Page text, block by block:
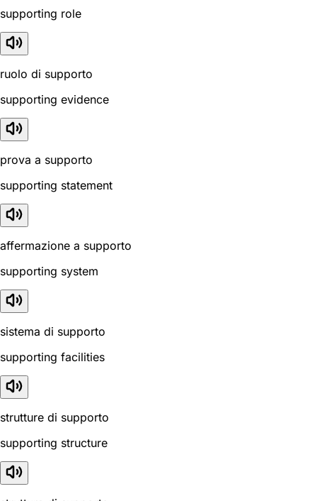
supporting role
ruolo di supporto
supporting evidence
prova a supporto
supporting statement
affermazione a supporto
supporting system
sistema di supporto
supporting facilities
strutture di supporto
supporting structure